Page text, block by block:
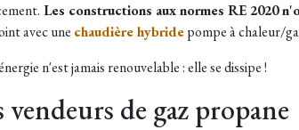
Les constructions aux normes RE 2020
avec une chaudière hybridepompe à chaleur/
n'est jamais renouvelable : elle se dissipe !
vendeurs de gaz propane